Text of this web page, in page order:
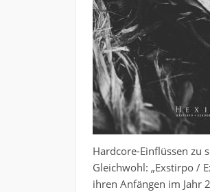
Hardcore-Einflüssen zu
Gleichwohl: „Exstirpo /
ihren Anfängen im Jahr